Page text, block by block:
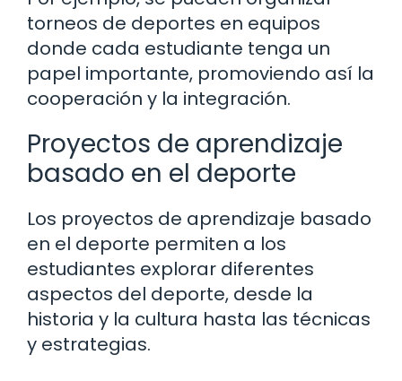
torneos de deportes en equipos
donde cada estudiante tenga un
papel importante, promoviendo así la
cooperación y la integración.
Proyectos de aprendizaje
basado en el deporte
Los proyectos de aprendizaje basado
en el deporte permiten a los
estudiantes explorar diferentes
aspectos del deporte, desde la
historia y la cultura hasta las técnicas
y estrategias.